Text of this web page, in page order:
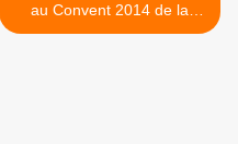
au Convent 2014 de la
GLDF. >